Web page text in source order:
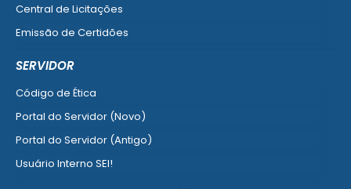
Central de Licitações
Emissão de Certidões
SERVIDOR
Código de Ética
Portal do Servidor (Novo)
Portal do Servidor (Antigo)
Usuário Interno SEI!